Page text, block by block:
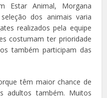
Estar Animal, Morgana
dos animais varia
realizados pela equipe
costumam ter prioridade
também participam das
têm maior chance de
adultos também. Muitos